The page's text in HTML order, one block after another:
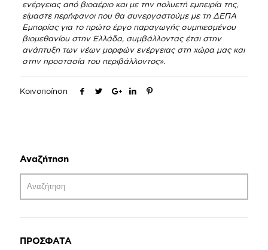
ενέργειας από βιοαέριο και με την πολυετή εμπειρία της,
είμαστε περήφανοι που θα συνεργαστούμε με τη ΔΕΠΑ
Εμπορίας για το πρώτο έργο παραγωγής συμπιεσμένου
βιομεθανίου στην Ελλάδα, συμβάλλοντας έτσι στην
ανάπτυξη των νέων μορφών ενέργειας στη χώρα μας και
στην προστασία του περιβάλλοντος».
Κοινοποίηση
Αναζήτηση
ΠΡΟΣΦΑΤΑ